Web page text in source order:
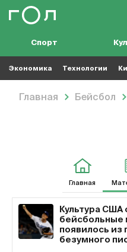
Спорт
Экономика Технологии
Главная Бейсбол
Главная
Культура США
появилось из
безумного